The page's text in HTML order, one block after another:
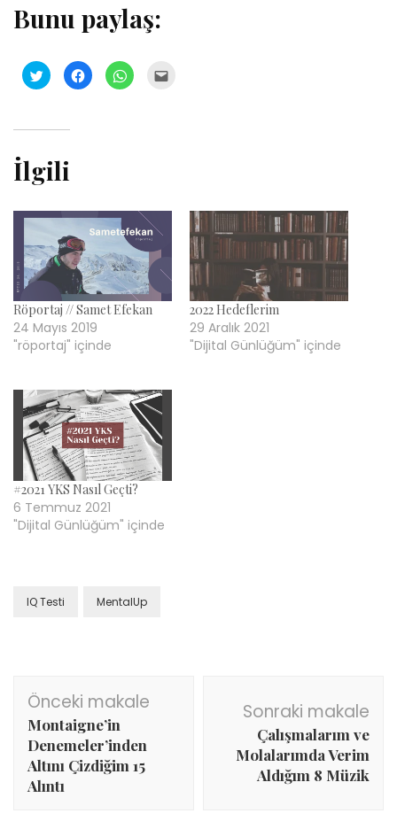
Bunu paylaş:
Twitter
üzerinde
paylaşmak
Facebook'ta
paylaşmak
WhatsApp'ta
paylaşmak
İlgili
Röportaj // Samet Efekan
24 Mayıs 2019
"röportaj" içinde
2022 Hedeflerim
29 Aralık 2021
"Dijital Günlüğüm" içinde
#2021 YKS Nasıl Geçti?
6 Temmuz 2021
"Dijital Günlüğüm" içinde
IQ Testi MentalUp
Yazı
dolaşımı
Önceki makale
Montaigne’in
Denemeler’inden
Altını Çizdiğim 15
Alıntı
Sonraki makale
Çalışmalarım ve
Molalarımda Verim
Aldığım 8 Müzik